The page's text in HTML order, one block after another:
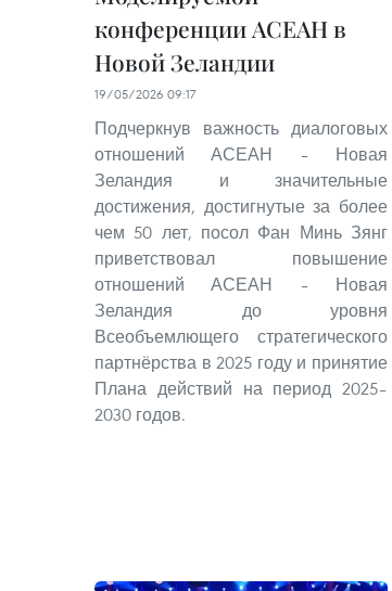
конференции АСЕАН в
Новой Зеландии
19/05/2026 09:17
Подчеркнув важность диалоговых
отношений АСЕАН – Новая
Зеландия и значительные
достижения, достигнутые за более
чем 50 лет, посол Фан Минь Зянг
приветствовал повышение
отношений АСЕАН – Новая
Зеландия до уровня
Всеобъемлющего стратегического
партнёрства в 2025 году и принятие
Плана действий на период 2025–
2030 годов.